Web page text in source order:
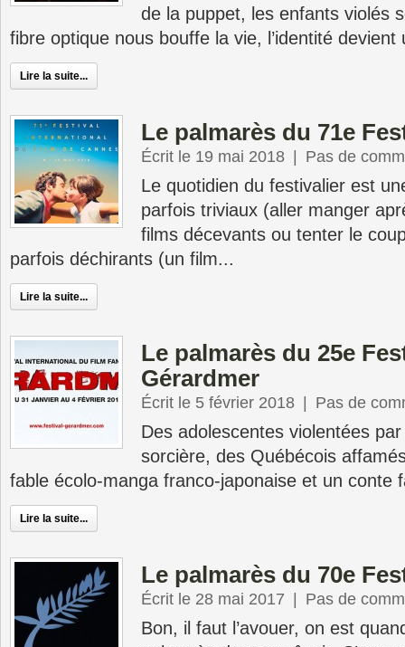
de la puppet, les enfants violés
fibre optique nous bouffe la vie, l’identité devient
Lire la suite...
Le palmarès du 71e
Écrit le 19 mai 2018 | Pas de
Le quotidien du festivalier est
parfois triviaux (aller manger
films décevants ou tenter le
parfois déchirants (un film...
Lire la suite...
Le palmarès du 25e
Gérardmer
Écrit le 5 février 2018 | Pas de
Des adolescentes violentées
sorcière, des Québécois
fable écolo-manga franco-japonaise et un conte
Lire la suite...
Le palmarès du 70e
Écrit le 28 mai 2017 | Pas de
Bon, il faut l’avouer, on est